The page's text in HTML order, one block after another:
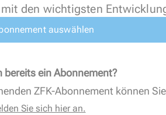
den wichtigsten
auswählen
bereits ein Abonnement?
ZFK-Abonnement können Sie
Sie sich hier an.